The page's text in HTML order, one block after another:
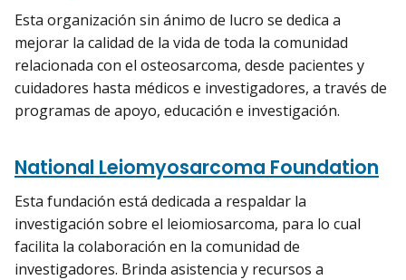
Esta organización sin ánimo de lucro se dedica a
mejorar la calidad de la vida de toda la comunidad
relacionada con el osteosarcoma, desde pacientes y
cuidadores hasta médicos e investigadores, a través de
programas de apoyo, educación e investigación.
National Leiomyosarcoma Foundation
Esta fundación está dedicada a respaldar la
investigación sobre el leiomiosarcoma, para lo cual
facilita la colaboración en la comunidad de
investigadores. Brinda asistencia y recursos a